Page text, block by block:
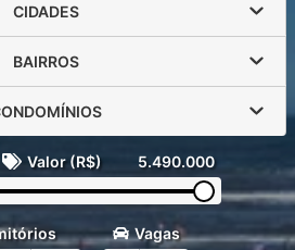
CIDADES
BAIRROS
Valor (R$) 5.490.000
Vagas